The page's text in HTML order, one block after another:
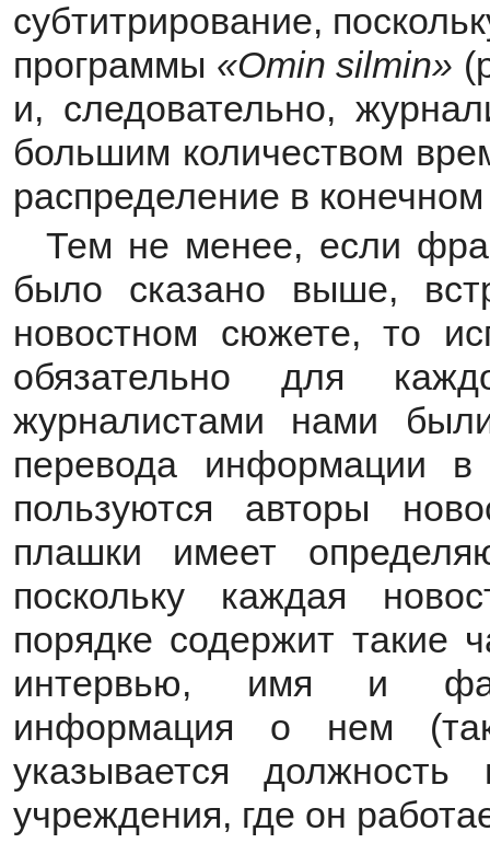
субтитрирование,
программы «Ominsilmin»
и, следовательно,
большим количеством
распределение в
Тем не менее, если
было сказано выше,
новостном сюжете, то
обязательно для
журналистами нами
перевода информации в
пользуются авторы
плашки имеет
поскольку каждая
порядке содержит такие
интервью, имя и
информация о нем
указывается должность
учреждения, где он